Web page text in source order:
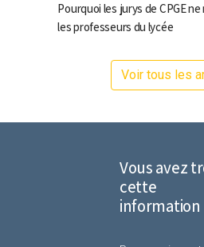
Pourquoi les jurys de CPGE
les professeurs du lycée
Voir tous les
Vous avez
cette